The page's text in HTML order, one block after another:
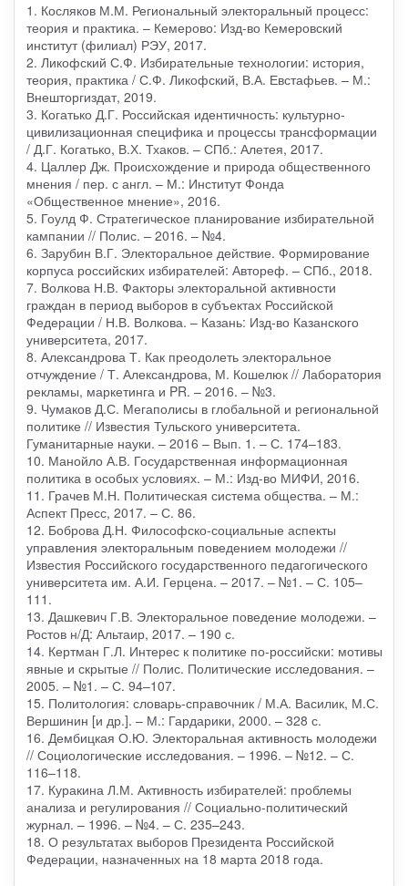
1. Косляков М.М. Региональный электоральный процесс:
теория и практика. – Кемерово: Изд-во Кемеровский
институт (филиал) РЭУ, 2017.
2. Ликофский С.Ф. Избирательные технологии: история,
теория, практика / С.Ф. Ликофский, В.А. Евстафьев. – М.:
Внешторгиздат, 2019.
3. Когатько Д.Г. Российская идентичность: культурно-
цивилизационная специфика и процессы трансформации
/ Д.Г. Когатько, В.Х. Тхаков. – СПб.: Алетея, 2017.
4. Цаллер Дж. Происхождение и природа общественного
мнения / пер. с англ. – М.: Институт Фонда
«Общественное мнение», 2016.
5. Гоулд Ф. Стратегическое планирование избирательной
кампании // Полис. – 2016. – №4.
6. Зарубин В.Г. Электоральное действие. Формирование
корпуса российских избирателей: Автореф. – СПб., 2018.
7. Волкова Н.В. Факторы электоральной активности
граждан в период выборов в субъектах Российской
Федерации / Н.В. Волкова. – Казань: Изд-во Казанского
университета, 2017.
8. Александрова Т. Как преодолеть электоральное
отчуждение / Т. Александрова, М. Кошелюк // Лаборатория
рекламы, маркетинга и PR. – 2016. – №3.
9. Чумаков Д.С. Мегаполисы в глобальной и региональной
политике // Известия Тульского университета.
Гуманитарные науки. – 2016 – Вып. 1. – С. 174–183.
10. Манойло А.В. Государственная информационная
политика в особых условиях. – М.: Изд-во МИФИ, 2016.
11. Грачев М.Н. Политическая система общества. – М.:
Аспект Пресс, 2017. – С. 86.
12. Боброва Д.Н. Философско-социальные аспекты
управления электоральным поведением молодежи //
Известия Российского государственного педагогического
университета им. А.И. Герцена. – 2017. – №1. – С. 105–
111.
13. Дашкевич Г.В. Электоральное поведение молодежи. –
Ростов н/Д: Альтаир, 2017. – 190 с.
14. Кертман Г.Л. Интерес к политике по-российски: мотивы
явные и скрытые // Полис. Политические исследования. –
2005. – №1. – С. 94–107.
15. Политология: словарь-справочник / М.А. Василик, М.С.
Вершинин [и др.]. – М.: Гардарики, 2000. – 328 с.
16. Дембицкая О.Ю. Электоральная активность молодежи
// Социологические исследования. – 1996. – №12. – С.
116–118.
17. Куракина Л.М. Активность избирателей: проблемы
анализа и регулирования // Социально-политический
журнал. – 1996. – №4. – С. 235–243.
18. О результатах выборов Президента Российской
Федерации, назначенных на 18 марта 2018 года.